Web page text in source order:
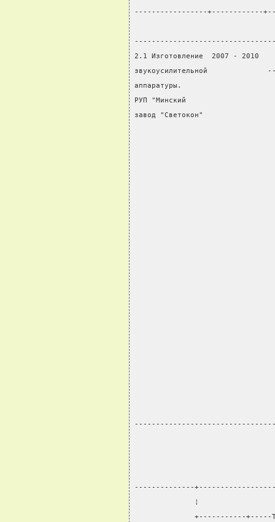
-----------------+------------
2.1 Изготовление  2007 -
звукоусилительной
аппаратуры.
РУП "Минский
завод "Светокон"
--------------
¦
+-----------